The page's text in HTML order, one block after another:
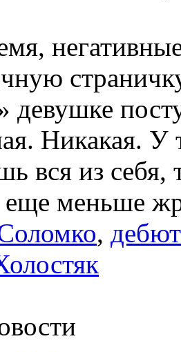
девушке
Никакая. У
вся из
еще меньше
,